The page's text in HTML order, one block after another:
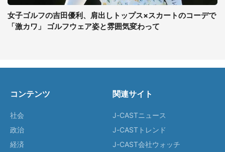
女子ゴルフの吉田優利、肩出しトップス×スカートのコーデで
「激カワ」 ゴルフウェア姿と雰囲気変わって
コンテンツ
社会
政治
経済
関連サイト
J-CASTニュース
J-CASTトレンド
J-CAST会社ウォッチ